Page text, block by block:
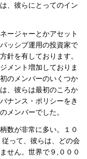
、彼らにとってのイン
ージャーとかアセット
ッシブ運用の投資家で
針を有しております。
メント増加しておりま
のメンバーのいくつか
、彼らは最初のころか
ナンス・ポリシーをき
メンバーでした。
数が非常に多い。１０
って、彼らは、どの会
せん。世界で９,０００